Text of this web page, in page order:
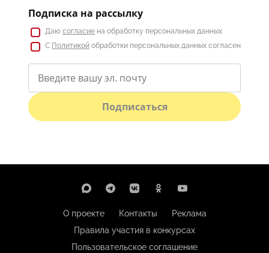
Подписка на рассылку
Даю согласие на обработку персональных данных
С Политикой обработки персональных данных согласен
Подписаться
О проекте Контакты
Реклама
Правила участия в конкурсах
Пользовательское соглашение